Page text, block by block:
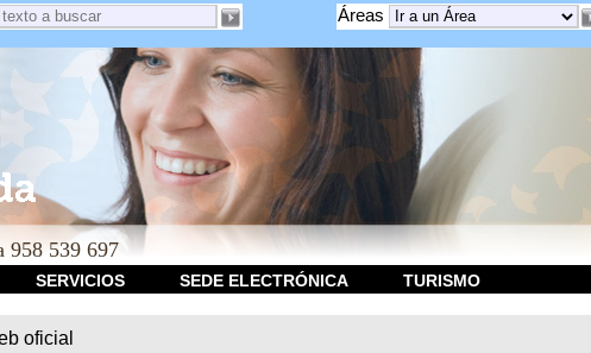
Áreas
539 697
SERVICIOS SEDE ELECTRÓNICA TURISMO
oficial